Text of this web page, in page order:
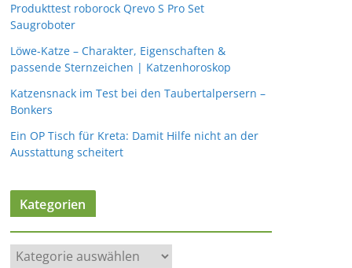
Produkttest roborock Qrevo S Pro Set
Saugroboter
Löwe-Katze – Charakter, Eigenschaften &
passende Sternzeichen | Katzenhoroskop
Katzensnack im Test bei den Taubertalpersern –
Bonkers
Ein OP Tisch für Kreta: Damit Hilfe nicht an der
Ausstattung scheitert
Kategorien